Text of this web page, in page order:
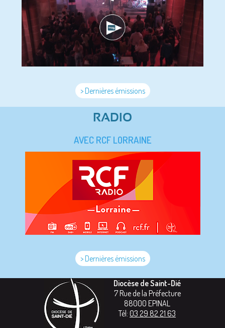
> Dernières émissions
RADIO
AVEC RCF LORRAINE
> Dernières émissions
Diocèse de Saint-Dié
7 Rue de la Préfecture
88000 EPINAL
Tél: 03 29 82 21 63